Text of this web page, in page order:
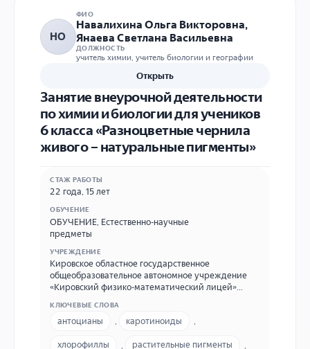
НО
ФИО
Навалихина Ольга Викторовна,
Янаева Светлана Васильевна
ДОЛЖНОСТЬ
учитель химии, учитель биологии и географии
Открыть
Занятие внеурочной деятельности
по химии и биологии для учеников
6 класса «Разноцветные чернила
живого – натуральные пигменты»
СТАЖ РАБОТЫ
22 года, 15 лет
ОБУЧЕНИЕ
ОБУЧЕНИЕ Естественно-научные
предметы
УЧРЕЖДЕНИЕ
Кировское областное государственное
общеобразовательное автономное учреждение
«Кировский физико-математический лицей»
Кировская область, городской округ город Киров,
город Киров, проспект Строителей, дом 29, (8332)
КЛЮЧЕВЫЕ СЛОВА
антоцианы каротиноиды
хлорофиллы растительные пигменты